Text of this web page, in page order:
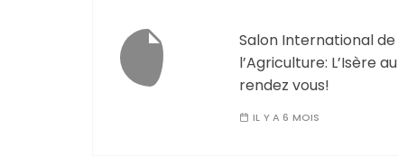
Salon International de
l’Agriculture: L’Isère au
rendez vous!
IL Y A 6 MOIS